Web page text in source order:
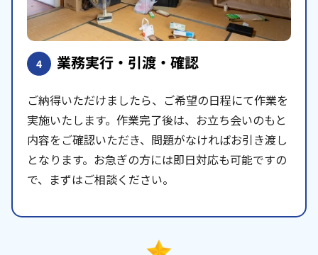
4 業務実行・引渡・確認
ご納得いただけましたら、ご希望の日程にて作業を
実施いたします。作業完了後は、お立ち会いのもと
内容をご確認いただき、問題がなければお引き渡し
となります。お急ぎの方には即日対応も可能ですの
で、まずはご相談ください。